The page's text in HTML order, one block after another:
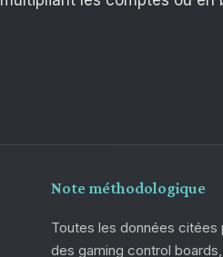
Note méthodologique
Toutes les données citées
des gaming control